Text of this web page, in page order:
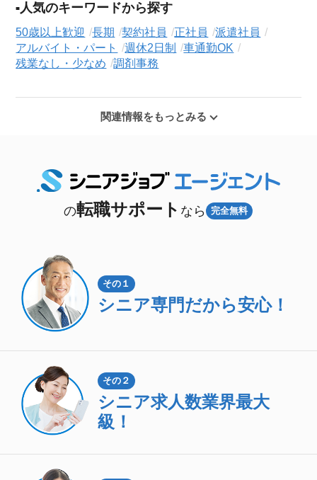
人気のキーワードから探す
50歳以上歓迎 長期 契約社員 正社員
派遣社員
アルバイト・パート
週休2日制
車通勤OK
残業なし・少なめ
調剤事務
関連情報をもっとみる
の転職サポート なら 完全無料
その１
シニア専門だから安心！
その２
シニア求人数業界最大
級！